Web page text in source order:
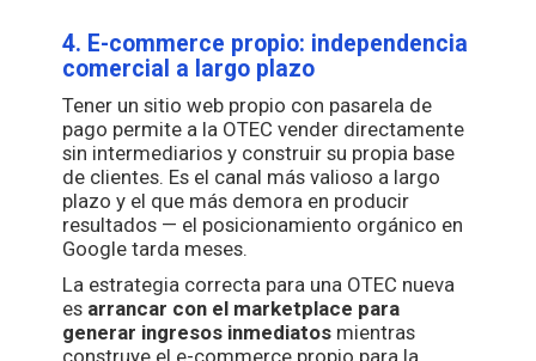
4. E-commerce propio: independencia
comercial a largo plazo
Tener un sitio web propio con pasarela de
pago permite a la OTEC vender directamente
sin intermediarios y construir su propia base
de clientes. Es el canal más valioso a largo
plazo y el que más demora en producir
resultados — el posicionamiento orgánico en
Google tarda meses.
La estrategia correcta para una OTEC nueva
es arrancar con el marketplace para
generar ingresos inmediatos mientras